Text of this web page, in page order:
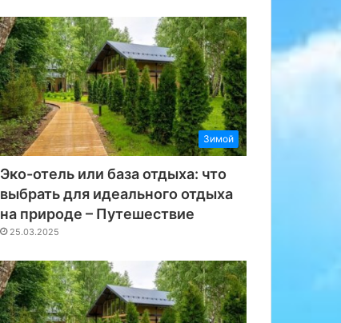
Зимой
Эко-отель или база отдыха: что
выбрать для идеального отдыха
на природе – Путешествие
25.03.2025